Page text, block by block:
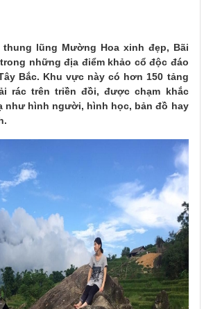
thung lũng Mường Hoa xinh đẹp, Bãi
những địa điểm khảo cổ độc đáo
Bắc. Khu vực này có hơn 150 tảng
rác trên triền đồi, được chạm khắc
như hình người, hình học, bản đồ hay